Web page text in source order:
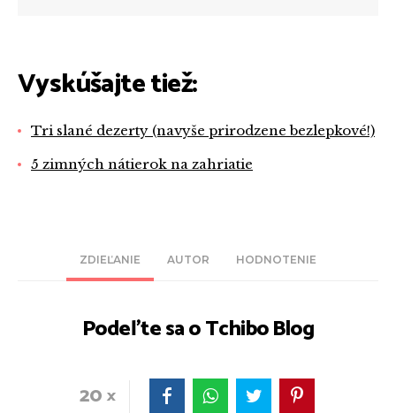
ZDIEĽANIE AUTOR HODNOTENIE
Podeľte sa o Tchibo Blog
20
Vyskúšajte tiež:
Tri slané dezerty (navyše prirodzene bezlepkové!)
5 zimných nátierok na zahriatie